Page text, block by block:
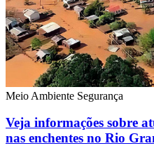
Meio Ambiente Segurança
Veja informações sobre
nas enchentes no Rio